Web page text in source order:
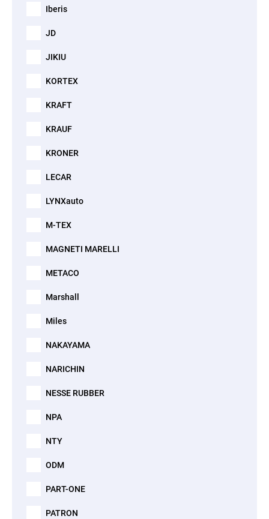
Iberis
JD
JIKIU
KORTEX
KRAFT
KRAUF
KRONER
LECAR
LYNXauto
M-TEX
MAGNETI MARELLI
METACO
Marshall
Miles
NAKAYAMA
NARICHIN
NESSE RUBBER
NPA
NTY
ODM
PART-ONE
PATRON